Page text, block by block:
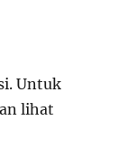
Untuk
lihat